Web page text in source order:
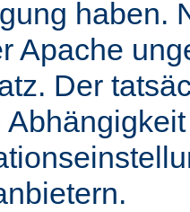
haben.
Apache
Der